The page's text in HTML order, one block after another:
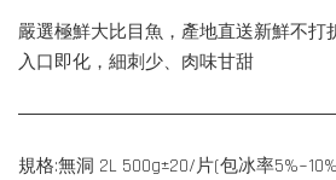
嚴選極鮮大比目魚，產地直送新鮮不打
入口即化，細刺少、肉味甘甜
規格:無洞 2L 500g±20/片(包冰率